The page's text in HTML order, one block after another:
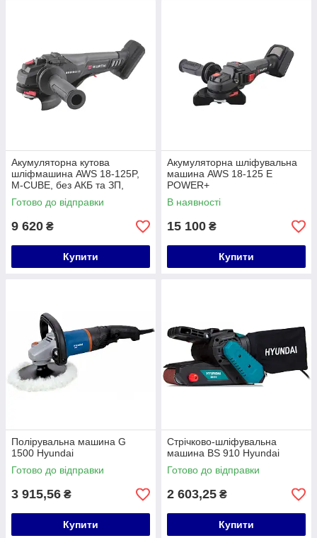
Акумуляторна кутова
шліфмашина AWS 18-125P,
M-CUBE, без АКБ та ЗП,
картон WURTH 5701402000
Готово до відправки
9 620 ₴
Купити
Акумуляторна шліфувальна
машина AWS 18-125 E
POWER+
В наявності
15 100 ₴
Купити
Полірувальна машина G
1500 Hyundai
Готово до відправки
3 915,56 ₴
Купити
Стрічково-шліфувальна
машина BS 910 Hyundai
Готово до відправки
2 603,25 ₴
Купити